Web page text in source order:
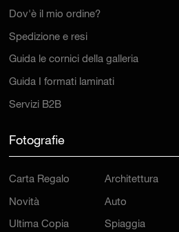
Dov'è il mio ordine?
Spedizione e resi
Guida le cornici della galleria
Guida I formati laminati
Servizi B2B
Fotografie
Carta Regalo
Novità
Ultima Copia
Architettura
Auto
Spiaggia